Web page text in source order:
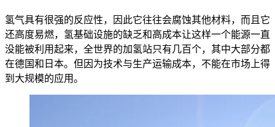
氢气具有很强的反应性，因此它往往会腐蚀其他材料，而且它
还高度易燃，氢基础设施的缺乏和高成本让这样一个能源一直
没能被利用起来，全世界的加氢站只有几百个，其中大部分都
在德国和日本。但因为技术与生产运输成本，不能在市场上得
到大规模的应用。